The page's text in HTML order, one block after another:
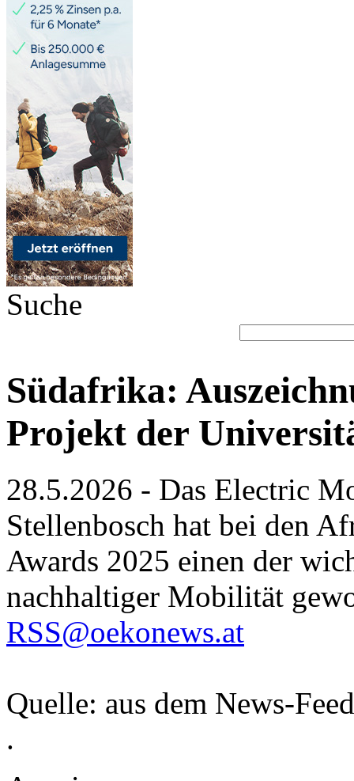
Suche
Südafrika:
Projekt der
28.5.2026 - Das Electric
Stellenbosch hat bei den
Awards 2025 einen der
nachhaltiger Mobilität
RSS@oekonews.at
Quelle: aus dem News-
.